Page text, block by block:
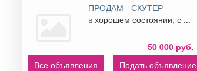
ПРОДАМ - СКУТЕР
вхорошем состоянии, с ...
50 000 руб.
Все объявления
Подать объявление